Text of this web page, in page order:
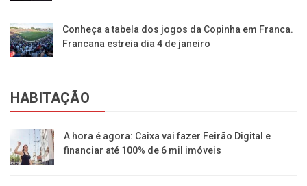
Conheça a tabela dos jogos da Copinha em Franca.
Francana estreia dia 4 de janeiro
HABITAÇÃO
A hora é agora: Caixa vai fazer Feirão Digital e
financiar até 100% de 6 mil imóveis